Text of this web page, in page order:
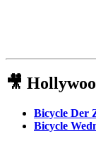
🎥
Bicycle Der
Bicycle